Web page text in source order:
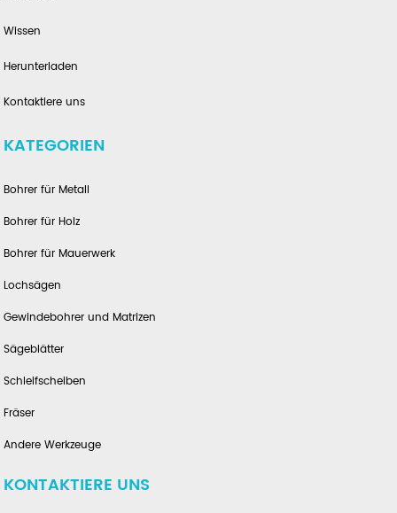
Wissen
Herunterladen
Kontaktiere uns
KATEGORIEN
Bohrer für Metall
Bohrer für Holz
Bohrer für Mauerwerk
Lochsägen
Gewindebohrer und Matrizen
Sägeblätter
Schleifscheiben
Fräser
Andere Werkzeuge
KONTAKTIERE UNS